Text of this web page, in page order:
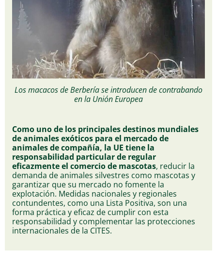
Los macacos de Berbería se introducen de contrabando
en la Unión Europea
Como uno de los principales destinos mundiales
de animales exóticos para el mercado de
animales de compañía, la UE tiene la
responsabilidad particular de regular
eficazmente el comercio de mascotas, reducir la
demanda de animales silvestres como mascotas y
garantizar que su mercado no fomente la
explotación. Medidas nacionales y regionales
contundentes, como una Lista Positiva, son una
forma práctica y eficaz de cumplir con esta
responsabilidad y complementar las protecciones
internacionales de la CITES.